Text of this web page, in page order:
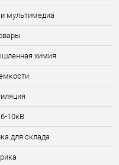
мультимедиа
химия
10кВ
для склада